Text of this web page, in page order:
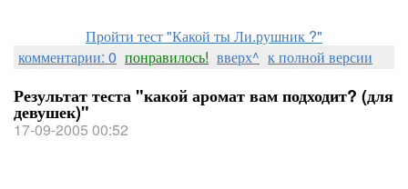
Пройти тест "Какой ты Ли.рушник ?"
комментарии: 0 понравилось! вверх^ к полной версии
Результат теста "какой аромат вам подходит? (для
девушек)"
17-09-2005 00:52